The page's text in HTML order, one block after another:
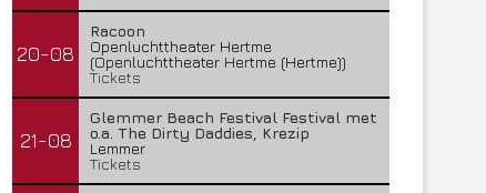
20-08
Racoon
Openluchttheater Hertme
(Openluchttheater Hertme (Hertme))
Tickets
21-08
Glemmer Beach Festival Festival met
o.a. The Dirty Daddies, Krezip
Lemmer
Tickets